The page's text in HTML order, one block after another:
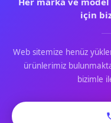
için
Web sitemize henüz
ürünlerimiz
bizimle